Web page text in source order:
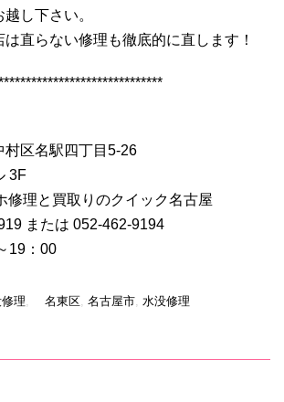
し下さい。
直らない修理も徹底的に直します！
村区名駅四丁目5-26
3F
修理と買取りのクイック名古屋
または 052-462-9194
19：00
理, 名東区, 名古屋市, 水没修理